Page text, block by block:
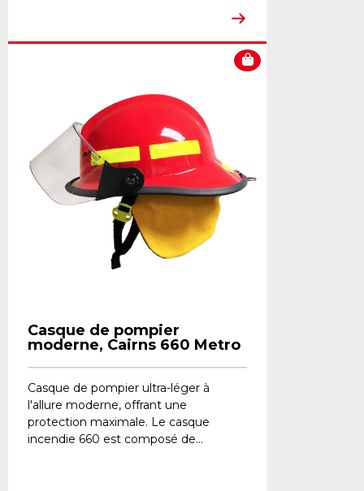
Casque de pompier
moderne, Cairns 660 Metro
Casque de pompier ultra-léger à
l'allure moderne, offrant une
protection maximale. Le casque
incendie 660 est composé de...